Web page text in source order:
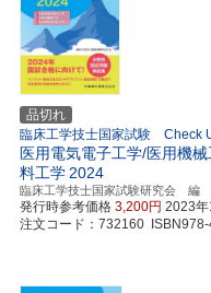
品切れ
臨床工学技士国家試験 Check
医用電気電子工学/医用機
料工学 2024
臨床工学技士国家試験研究会 編
発行時参考価格3,200円 2023
注文コード：732160